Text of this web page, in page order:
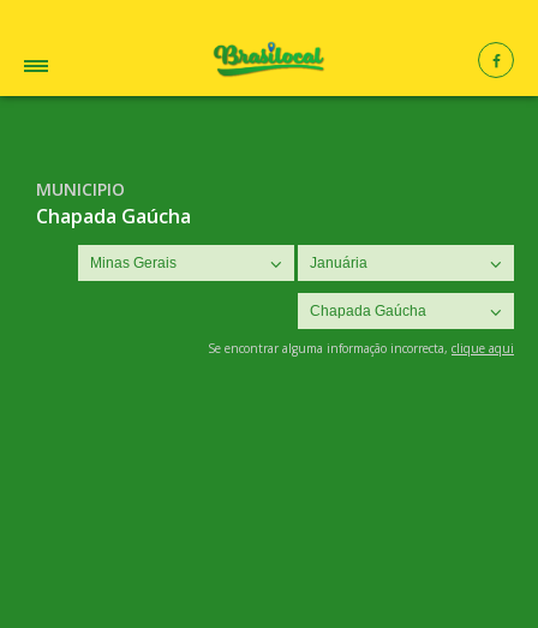
MUNICIPIO
Chapada Gaúcha
Se encontrar alguma informação incorrecta, clique aqui